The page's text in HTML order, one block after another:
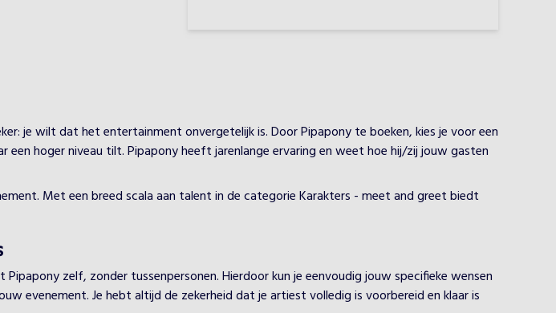
je wilt dat het entertainment onvergetelijk is. Door Pipapony te boeken, kies je voor een
hoger niveau tilt. Pipapony heeft jarenlange ervaring en weet hoe hij/zij jouw gasten
Met een breed scala aan talent in de categorie Karakters - meet and greet biedt
zelf, zonder tussenpersonen. Hierdoor kun je eenvoudig jouw specifieke wensen
evenement. Je hebt altijd de zekerheid dat je artiest volledig is voorbereid en klaar is